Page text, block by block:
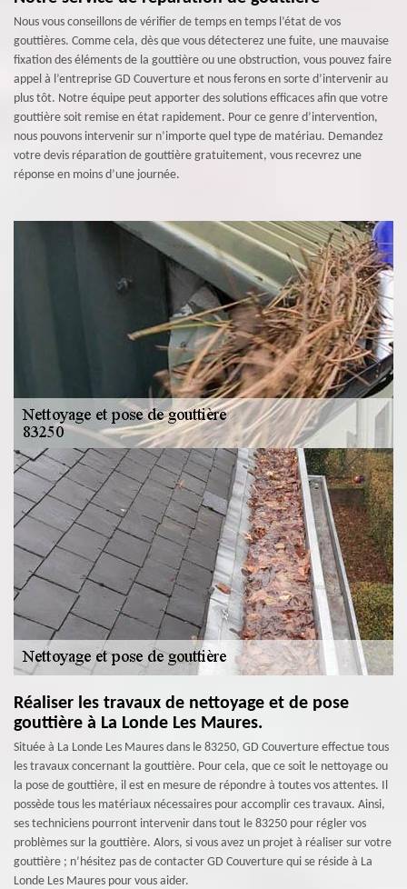
Nous vous conseillons de vérifier de temps en temps l’état de vos
gouttières. Comme cela, dès que vous détecterez une fuite, une mauvaise
fixation des éléments de la gouttière ou une obstruction, vous pouvez faire
appel à l’entreprise GD Couverture et nous ferons en sorte d’intervenir au
plus tôt. Notre équipe peut apporter des solutions efficaces afin que votre
gouttière soit remise en état rapidement. Pour ce genre d’intervention,
nous pouvons intervenir sur n’importe quel type de matériau. Demandez
votre devis réparation de gouttière gratuitement, vous recevrez une
réponse en moins d’une journée.
Réaliser les travaux de nettoyage et de pose
gouttière à La Londe Les Maures.
Située à La Londe Les Maures dans le 83250, GD Couverture effectue tous
les travaux concernant la gouttière. Pour cela, que ce soit le nettoyage ou
la pose de gouttière, il est en mesure de répondre à toutes vos attentes. Il
possède tous les matériaux nécessaires pour accomplir ces travaux. Ainsi,
ses techniciens pourront intervenir dans tout le 83250 pour régler vos
problèmes sur la gouttière. Alors, si vous avez un projet à réaliser sur votre
gouttière ; n’hésitez pas de contacter GD Couverture qui se réside à La
Londe Les Maures pour vous aider.